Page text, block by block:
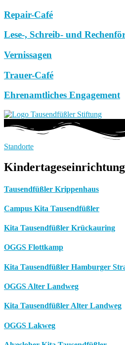
Repair-Café
Lese-, Schreib- und
Vernissagen
Trauer-Café
Ehrenamtliches Engagement
Standorte
Tausendfüßler Krippenhaus
Campus Kita Tausendfüßler
Kita Tausendfüßler Krückauring
OGGS Flottkamp
Kita Tausendfüßler Hamburger
OGGS Alter Landweg
Kita Tausendfüßler Alter Landweg
OGGS Lakweg